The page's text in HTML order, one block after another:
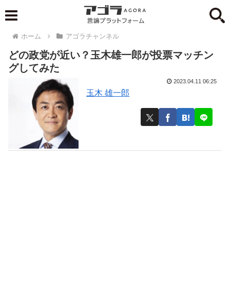
ホーム アゴラチャンネル
どの政党が近い？玉木雄一郎が投票マッチン
グしてみた
玉木 雄一郎
2023.04.11 06:25